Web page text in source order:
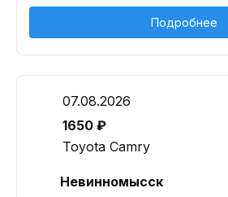
Подробнее
07.08.2026
1650 ₽
Toyota Camry
Невинномысск